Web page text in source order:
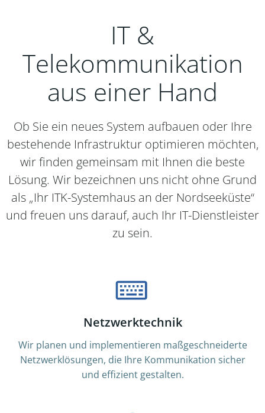
IT &
Telekommunikation
aus einer Hand
Ob Sie ein neues System aufbauen oder Ihre
bestehende Infrastruktur optimieren möchten,
wir finden gemeinsam mit Ihnen die beste
Lösung. Wir bezeichnen uns nicht ohne Grund
als „Ihr ITK-Systemhaus an der Nordseeküste“
und freuen uns darauf, auch Ihr IT-Dienstleister
zu sein.
Netzwerktechnik
Wir planen und implementieren maßgeschneiderte
Netzwerklösungen, die Ihre Kommunikation sicher
und effizient gestalten.